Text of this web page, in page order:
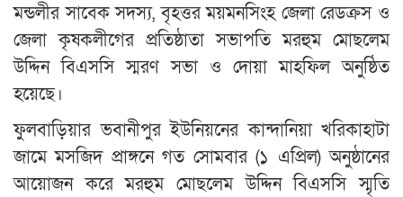
মন্ডলীর সাবেক সদস্য, বৃহত্তর ময়মনসিংহ জেলা রেডক্রস ও
জেলা কৃষকলীগের প্রতিষ্ঠাতা সভাপতি মরহুম মোছলেম
উদ্দিন বিএসসি স্মরণ সভা ও দোয়া মাহফিল অনুষ্ঠিত
হয়েছে।
ফুলবাড়িয়ার ভবানীপুর ইউনিয়নের কান্দানিয়া খরিকাহাটা
জামে মসজিদ প্রাঙ্গনে গত সোমবার (১ এপ্রিল) অনুষ্ঠানের
আয়োজন করে মরহুম মোছলেম উদ্দিন বিএসসি স্মৃতি